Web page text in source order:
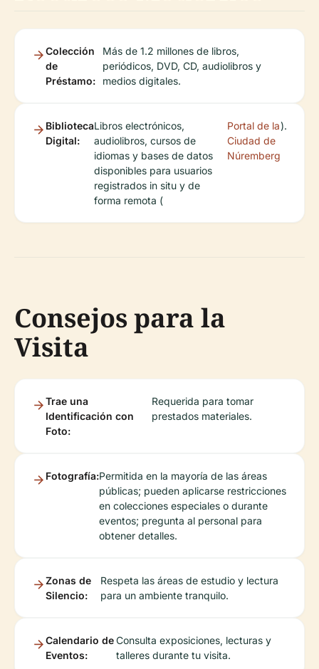
Colección
de
Préstamo:
Más de 1.2 millones de libros,
periódicos, DVD, CD, audiolibros y
medios digitales.
Biblioteca
Digital:
Libros electrónicos,
audiolibros, cursos de
idiomas y bases de datos
disponibles para usuarios
registrados in situ y de
forma remota (
Portal de la
Ciudad de
Núremberg
).
Consejos para la
Visita
Trae una
Identificación con
Foto:
Requerida para tomar
prestados materiales.
Fotografía:Permitida en la mayoría de las áreas
públicas; pueden aplicarse restricciones
en colecciones especiales o durante
eventos; pregunta al personal para
obtener detalles.
Zonas de
Silencio:
Respeta las áreas de estudio y lectura
para un ambiente tranquilo.
Calendario de
Eventos:
Consulta exposiciones, lecturas y
talleres durante tu visita.